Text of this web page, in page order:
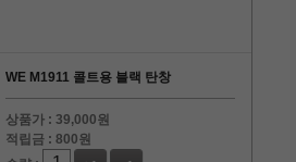
WE M1911 콜트용 블랙 탄창
상품가 :39,000원
적립금 :800원